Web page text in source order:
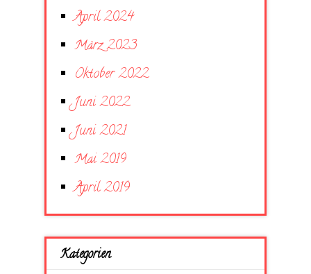
April 2024
März 2023
Oktober 2022
Juni 2022
Juni 2021
Mai 2019
April 2019
Kategorien